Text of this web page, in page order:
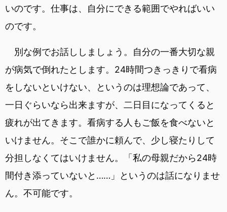
いのです。仕事は、自分にできる範囲でやればいい
のです。
別な例でお話ししましょう。自分の一番大切な親
が病気で倒れたとします。24時間つきっきりで看病
をしないといけない、というのは理想論であって、
一日ぐらいなら出来ますが、二日目になってくると
疲れが出てきます。看病する人もご飯を食べないと
いけません。そこで誰かに頼んで、少し寝たりして
分担しなくてはいけません。「私の母親だから24時
間付き添っていないと……」というのは話になりませ
ん。不可能です。